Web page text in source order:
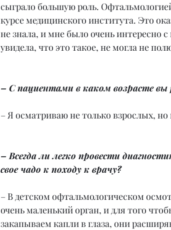
сыграло большую роль.
курсе медицинского института. Это
не знала, и мне было очень интересно
увидела, что это такое, не могла не
– С пациентами в каком возрасте вы
– Я осматриваю не только взрослых,
– Всегда ли легко провести
свое чадо к походу к врачу?
– В детском офтальмологическом
очень маленький орган, и для того
закапываем капли в глаза, они